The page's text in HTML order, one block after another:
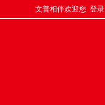
文普相伴欢迎您 登录